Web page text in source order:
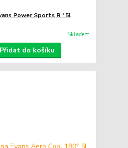
Power Sports R *5l
Skladem
Přidat do košíku